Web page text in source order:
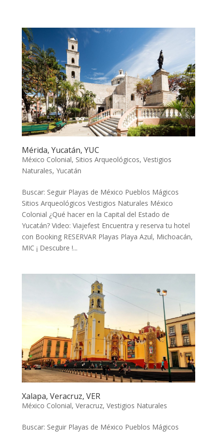
Mérida, Yucatán, YUC
México Colonial, Sitios Arqueológicos, Vestigios
Naturales, Yucatán
Buscar: Seguir Playas de México Pueblos Mágicos
Sitios Arqueológicos Vestigios Naturales México
Colonial ¿Qué hacer en la Capital del Estado de
Yucatán? Video: Viajefest Encuentra y reserva tu hotel
con Booking RESERVAR Playas Playa Azul, Michoacán,
MIC ¡ Descubre !...
Xalapa, Veracruz, VER
México Colonial, Veracruz, Vestigios Naturales
Buscar: Seguir Playas de México Pueblos Mágicos